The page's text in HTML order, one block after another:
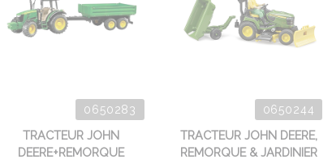
0650283
TRACTEUR JOHN
DEERE+REMORQUE
0650244
TRACTEUR JOHN DEERE,
REMORQUE & JARDINIER